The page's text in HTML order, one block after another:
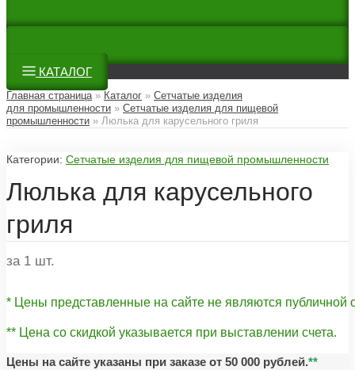
КАТАЛОГ
Главная страница» Каталог » Сетчатые изделия
для промышленности » Сетчатые изделия для пищевой
промышленности » Люлька для карусельного гриля
Категории: Сетчатые изделия для пищевой промышленности
Люлька для карусельного
гриля
за 1 шт.
* Цены представленные на сайте не являются публичной
** Цена со скидкой указывается при выставлении счета.
Цены на сайте указаны при заказе от 50 000 рублей.**